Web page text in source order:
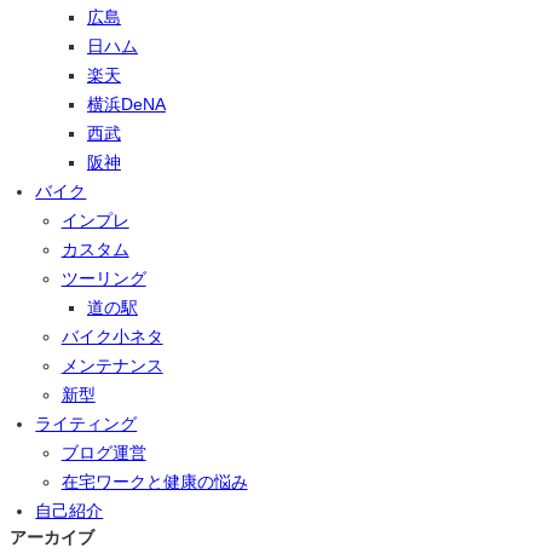
広島
日ハム
楽天
横浜DeNA
西武
阪神
バイク
インプレ
カスタム
ツーリング
道の駅
バイク小ネタ
メンテナンス
新型
ライティング
ブログ運営
在宅ワークと健康の悩み
自己紹介
アーカイブ